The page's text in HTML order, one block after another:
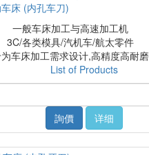
床 (内孔车刀)
一般车床加工与高速加工机
3C/各类模具/汽机车/航太零件
车床加工需求设计,高精度高耐磨
List of Products
詢價
详细